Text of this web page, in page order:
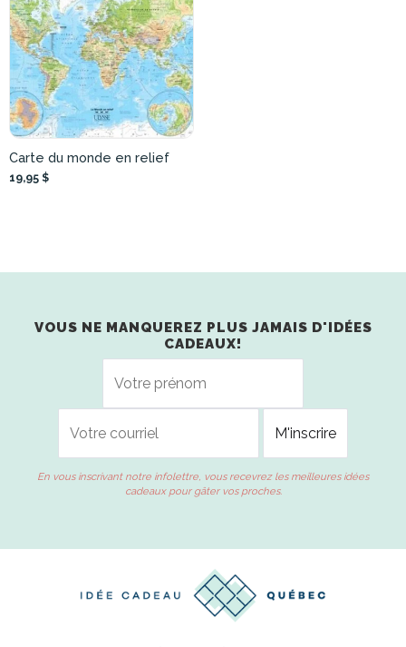
Carte du monde en relief
19,95 $
VOUS NE MANQUEREZ PLUS JAMAIS D'IDÉES
CADEAUX!
En vous inscrivant notre infolettre, vous recevrez les meilleures idées
cadeaux pour gâter vos proches.